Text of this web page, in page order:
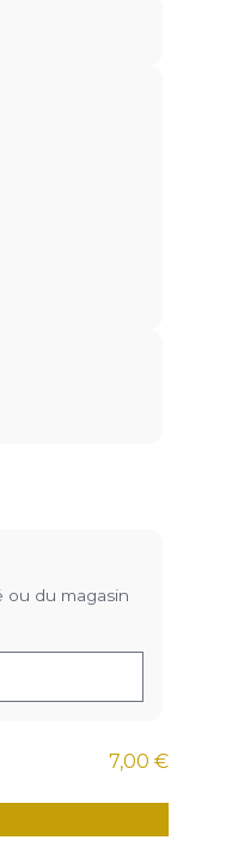
ou du magasin
7,00 €